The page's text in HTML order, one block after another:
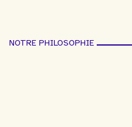
NOTRE PHILOSOPHIE